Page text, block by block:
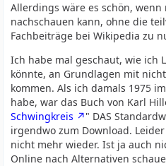
Allerdings wäre es schön,
nachschauen kann, ohne die
Fachbeiträge bei Wikipedia zu
Ich habe mal geschaut, wie ich
könnte, an Grundlagen mit
kommen. Als ich damals 1975
habe, war das Buch von Karl
Schwingkreis
" DAS
irgendwo zum Download.
nicht mehr wieder. Ist ja auch
Online nach Alternativen